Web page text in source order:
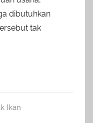
dibutuhkan
tak
Ikan